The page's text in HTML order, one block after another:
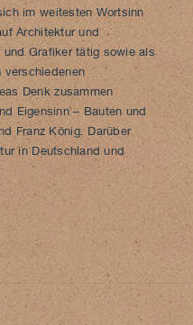
im weitesten Wortsinn
Architektur und
Grafiker tätig sowie als
verschiedenen
Denk zusammen
Eigensinn – Bauten und
Franz König. Darüber
in Deutschland und